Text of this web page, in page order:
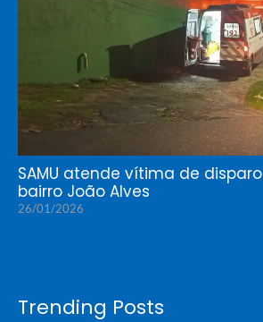
SAMU atende vítima de
bairro João Alves
26/01/2026
Trending Posts